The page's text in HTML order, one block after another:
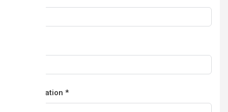
Organisation *